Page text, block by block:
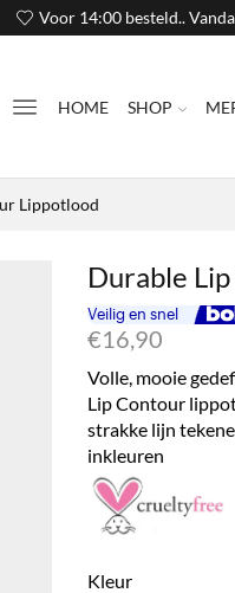
Voor 14:00 besteld..
HOME SHOP
Lippotlood
Durable
€16,90
Volle, mooie
Lip Contour
strakke lijn
inkleuren
Kleur